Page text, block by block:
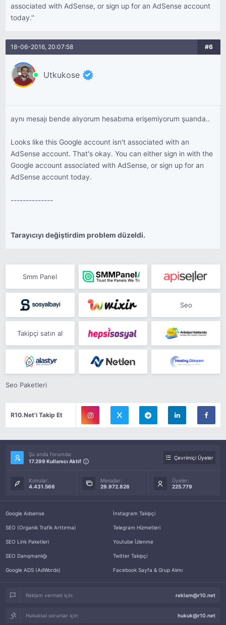
associated with AdSense, or sign up for an AdSense account
today.''
18-06-2016, 20:07:58 #6
Utkukose
aynı mesajı bende alıyorum hesabıma erişemiyorum şuanda..
Looks like this Google account isn't associated with an
AdSense account. That's okay. You can either sign in with the
Google account associated with AdSense, or sign up for an
AdSense account today.
--------------
Tarayıcıyı değiştirdim problem düzeldi.
Smm Panel
Seo
Takipçi satın al
Seo Paketleri
R10.Net'i Takip Et
Şu anda forumda:
17.299 Kullanıcı Aktif
Çevrimiçi Üyeler
Konular:
4.431.566
Mesajlar:
29.972.826
Üyeler:
225.779
Google Adsense
SEO (Organik Trafik Arttırma)
SEO Link Paketleri
SEO Danışmanlığı
Google ADS (AdWords)
İnstagram Takipçi
Telegram Hizmetleri
Youtube İzlenme
Twitter Takipçi
Facebook Sayfa & Grup Alımı
Reklam vermek için: reklam@r10.net
Hukuksal sorunlar için: hukuk@r10.net